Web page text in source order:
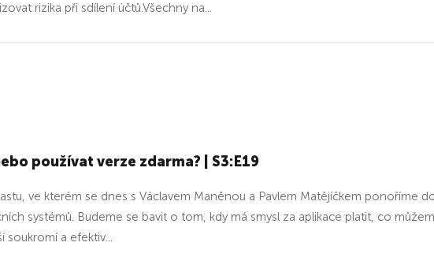
rizika při sdílení účtů.Všechny na...
používat verze zdarma? | S3:E19
ve kterém se dnes s Václavem Maněnou a Pavlem Matějíčkem ponoříme
systémů. Budeme se bavit o tom, kdy má smysl za aplikace platit, co
soukromí a efektiv...